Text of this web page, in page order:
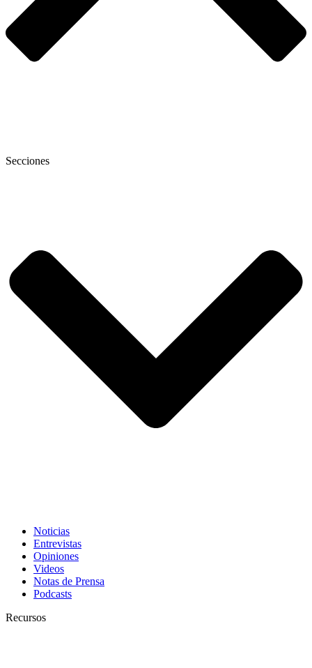
Secciones
Noticias
Entrevistas
Opiniones
Videos
Notas de Prensa
Podcasts
Recursos